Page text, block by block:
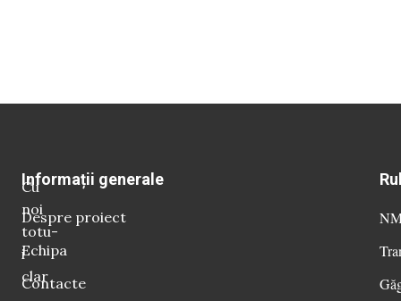
Cu
noi
totu-
i
clar
Informații generale
Despre proiect
Echipa
Contacte